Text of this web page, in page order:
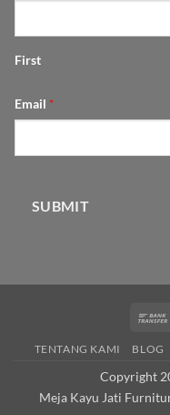
First
Email *
SUBMIT
TENTANG KAMI BLOG
Copyright
Meja Kayu Jati